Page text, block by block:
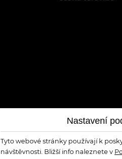
Nastavení
Tyto webové stránky používají k
návštěvnosti. Bližší info naleznete v